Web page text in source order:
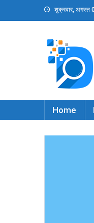
to
शुक्रवार, अगस्त
Digital
Home